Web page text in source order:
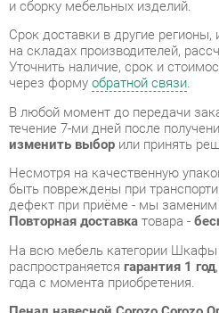
течение 7-ми дней после
изменить выборили принять
Несмотря на качественную
быть повреждены при
дефект при приёме - мы заменим
Повторная доставкатовара -
На всю мебель категории Шкафы
распространяется гарантия 1 год,
года с момента приобретения.
Пенал навесной Corozo Corozo
это качественное изделие
соответствующее современному
стандарту.
Надеемся, вы останетесь